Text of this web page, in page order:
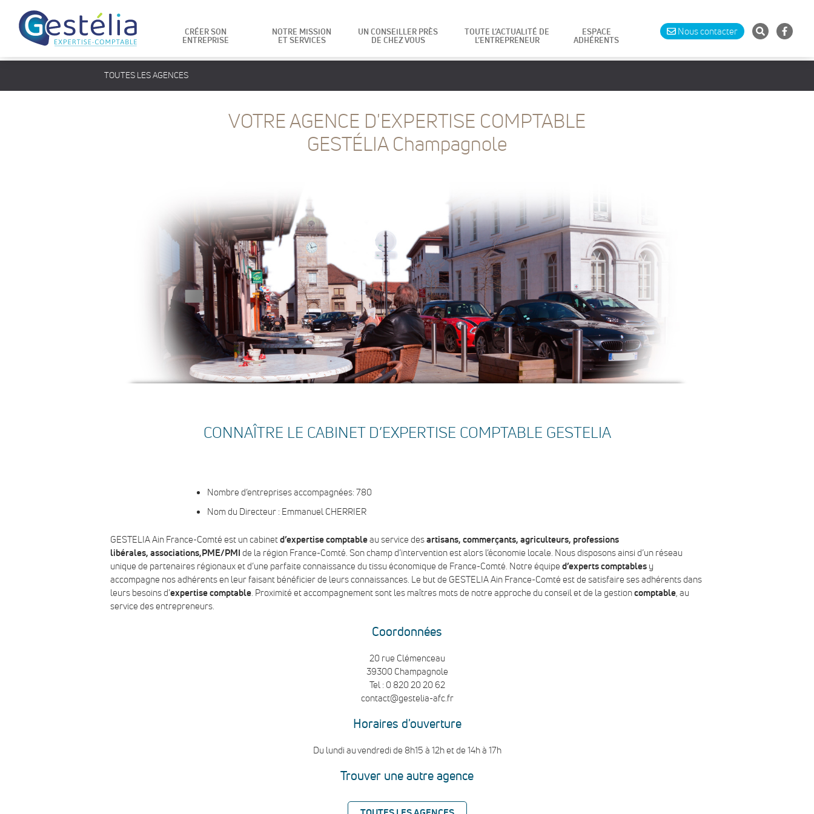
CRÉER SON
ENTREPRISE
NOTRE MISSION
ET SERVICES
UN CONSEILLER PRÈS
DE CHEZ VOUS
TOUTE L’ACTUALITÉ DE
L’ENTREPRENEUR
ESPACE
ADHÉRENTS
Nous contacter
TOUTES LES AGENCES
VOTRE AGENCE D'EXPERTISE COMPTABLE
GESTÉLIA Champagnole
CONNAÎTRE LE CABINET D’EXPERTISE COMPTABLE GESTELIA
Nombre d’entreprises accompagnées: 780
Nom du Directeur : Emmanuel CHERRIER
GESTELIA Ain France-Comté est un cabinetd’expertise comptableau service desartisans, commerçants, agriculteurs, professions
libérales, associations,PME/PMI de la région France-Comté. Son champ d’intervention est alors l’économie locale. Nous disposons ainsi d’un réseau
unique de partenaires régionaux et d’une parfaite connaissance du tissu économique de France-Comté. Notre équipe d’experts comptables y
accompagne nos adhérents en leur faisant bénéficier de leurs connaissances. Le but de GESTELIA Ain France-Comté est de satisfaire ses adhérents dans
leurs besoins d’expertise comptable . Proximité et accompagnement sont les maîtres mots de notre approche du conseil et de la gestioncomptable , au
service des entrepreneurs.
Coordonnées
20 rue Clémenceau
39300 Champagnole
Tel : 0 820 20 20 62
contact@gestelia-afc.fr
Horaires d'ouverture
Du lundi au vendredi de 8h15 à 12h et de 14h à 17h
Trouver une autre agence